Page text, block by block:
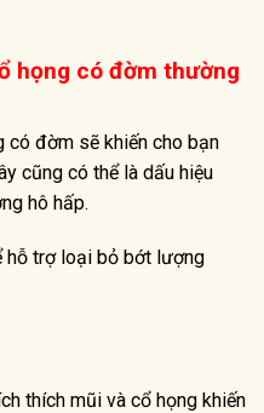
họng có đờm thường
có đờm sẽ khiến cho bạn
cũng có thể là dấu hiệu
hô hấp.
hỗ trợ loại bỏ bớt lượng
thích mũi và cổ họng khiến